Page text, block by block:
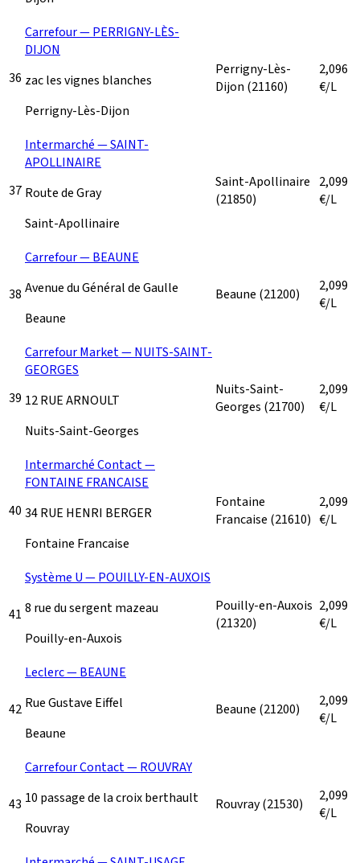
36
Carrefour — PERRIGNY-LÈS-
DIJON
zac les vignes blanches
Perrigny-Lès-Dijon
Perrigny-Lès-
Dijon (21160)
2,096
€/L
37
Intermarché — SAINT-
APOLLINAIRE
Route de Gray
Saint-Apollinaire
Saint-Apollinaire
(21850)
2,099
€/L
38
Carrefour — BEAUNE
Avenue du Général de Gaulle
Beaune
Beaune (21200)
2,099
€/L
39
Carrefour Market — NUITS-SAINT-
GEORGES
12 RUE ARNOULT
Nuits-Saint-Georges
Nuits-Saint-
Georges (21700)
2,099
€/L
40
Intermarché Contact —
FONTAINE FRANCAISE
34 RUE HENRI BERGER
Fontaine Francaise
Fontaine
Francaise (21610)
2,099
€/L
41
Système U — POUILLY-EN-AUXOIS
8 rue du sergent mazeau
Pouilly-en-Auxois
Pouilly-en-Auxois
(21320)
2,099
€/L
42
Leclerc — BEAUNE
Rue Gustave Eiffel
Beaune
Beaune (21200)
2,099
€/L
43
Carrefour Contact — ROUVRAY
10 passage de la croix berthault
Rouvray
Rouvray(21530)
2,099
€/L